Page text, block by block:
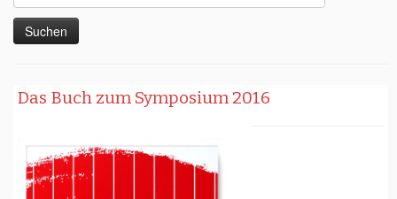
nach:
Das Buch zum Symposium 2016